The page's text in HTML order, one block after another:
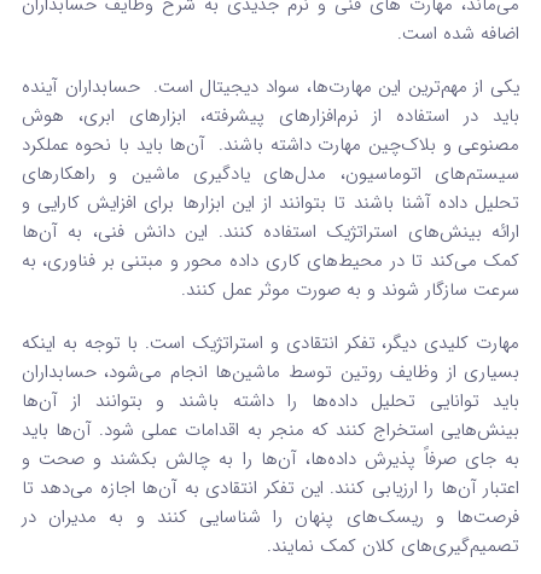
اضافه شده است.
یکی از مهم‌ترین این مهارت‌ها، سواد دیجیتال است. حسابداران آینده
باید در استفاده از نرم‌افزارهای پیشرفته، ابزارهای ابری، هوش
مصنوعی و بلاک‌چین مهارت داشته باشند. آن‌ها باید با نحوه عملکرد
سیستم‌های اتوماسیون، مدل‌های یادگیری ماشین و راهکارهای
تحلیل داده آشنا باشند تا بتوانند از این ابزارها برای افزایش کارایی و
ارائه بینش‌های استراتژیک استفاده کنند. این دانش فنی، به آن‌ها
کمک می‌کند تا در محیط‌های کاری داده‌ محور و مبتنی بر فناوری، به
سرعت سازگار شوند و به صورت موثر عمل کنند.
مهارت کلیدی دیگر، تفکر انتقادی و استراتژیک است. با توجه به اینکه
بسیاری از وظایف روتین توسط ماشین‌ها انجام می‌شود، حسابداران
باید توانایی تحلیل داده‌ها را داشته باشند و بتوانند از آن‌ها
بینش‌هایی استخراج کنند که منجر به اقدامات عملی شود. آن‌ها باید
به جای صرفاً پذیرش داده‌ها، آن‌ها را به چالش بکشند و صحت و
اعتبار آن‌ها را ارزیابی کنند. این تفکر انتقادی به آن‌ها اجازه می‌دهد تا
فرصت‌ها و ریسک‌های پنهان را شناسایی کنند و به مدیران در
تصمیم‌گیری‌های کلان کمک نمایند.